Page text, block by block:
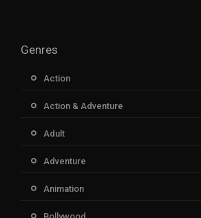
Genres
Action
Action & Adventure
Adult
Adventure
Animation